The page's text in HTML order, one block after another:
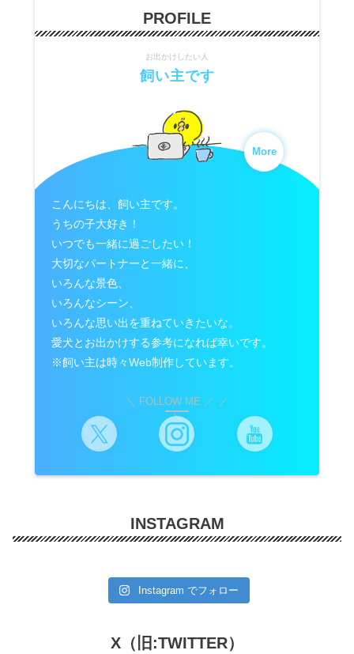
PROFILE
お出かけしたい人
飼い主です
More
こんにちは、飼い主です。
うちの子大好き！
いつでも一緒に過ごしたい！
大切なパートナーと一緒に、
いろんな景色、
いろんなシーン、
いろんな思い出を重ねていきたいな。
愛犬とお出かけする参考になれば幸いです。
※飼い主は時々Web制作しています。
＼ FOLLOW ME ／
INSTAGRAM
Instagram でフォロー
X（旧:TWITTER）